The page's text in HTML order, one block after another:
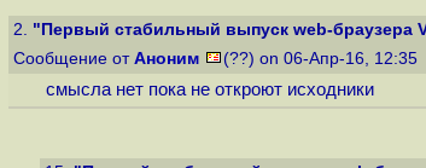
2. "Первый стабильный выпуск web-браузера
Сообщение от Аноним (??) on 06-Апр-16, 12:35
смысла нет пока не откроют исходники